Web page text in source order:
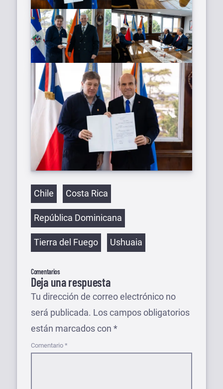
Etiquetas
Chile Costa Rica
República Dominicana
Tierra del Fuego Ushuaia
Comentarios
Deja una respuesta
Tu dirección de correo electrónico no
será publicada. Los campos obligatorios
están marcados con *
Comentario *